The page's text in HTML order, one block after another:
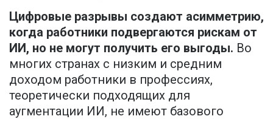
Цифровые разрывы создают асимметрию,
когда работники подвергаются рискам от
ИИ, но не могут получить его выгоды. Во
многих странах с низким и средним
доходом работники в профессиях,
теоретически подходящих для
аугментации ИИ, не имеют базового